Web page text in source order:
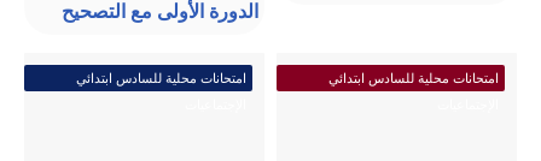
الدورة الأولى مع التصحيح
امتحانات محلية للسادس ابتدائي
امتحانات محلية للسادس ابتدائي